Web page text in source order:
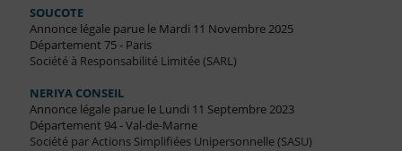
SOUCOTE
Annonce légale parue le Mardi 11 Novembre 2025
Département 75 - Paris
Société à Responsabilité Limitée (SARL)
NERIYA CONSEIL
Annonce légale parue le Lundi 11 Septembre 2023
Département 94 - Val-de-Marne
Société par Actions Simplifiées Unipersonnelle (SASU)